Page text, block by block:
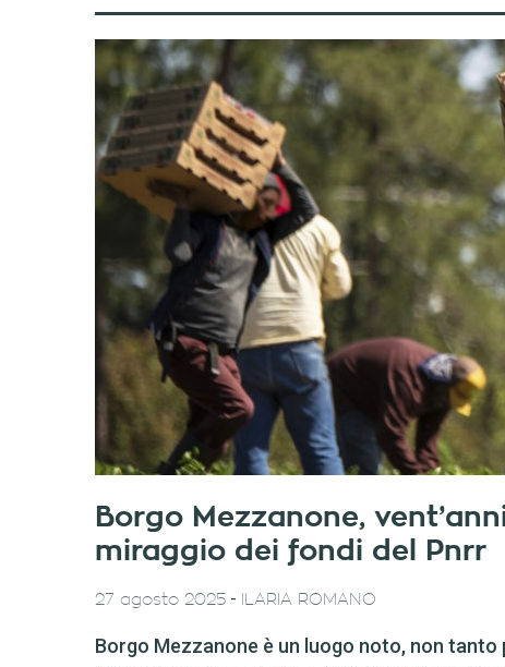
Borgo Mezzanone,
miraggio dei fondi del Pnrr
27 agosto 2025 - ILARIA ROMANO
Borgo Mezzanone è un luogo noto, non